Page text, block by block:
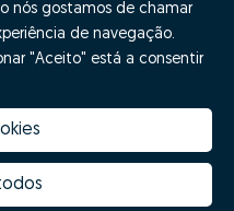
Inovação Zome
Hubs Zome
nós gostamos de chamar
de navegação.
"Aceito" está a consentir